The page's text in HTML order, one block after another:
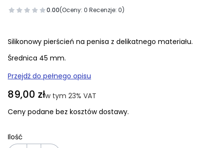
0.00(Oceny: 0 Recenzje: 0)
Silikonowy pierścień na penisa z delikatnego materiału.
Średnica 45 mm.
Przejdź do pełnego opisu
Cena
89,00 złw tym 23% VAT
w tym 23% VAT
Ceny podane bez kosztów dostawy.
Ilość